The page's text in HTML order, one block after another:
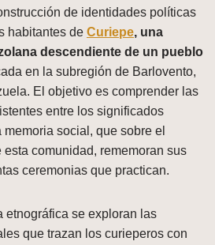
de identidades políticas
habitantes de Curiepe, una
descendiente de un pueblo
en la subregión de Barlovento,
El objetivo es comprender las
entre los significados
social, que sobre el
comunidad, rememoran sus
ceremonias que practican.
etnográfica se exploran las
que trazan los curieperos con